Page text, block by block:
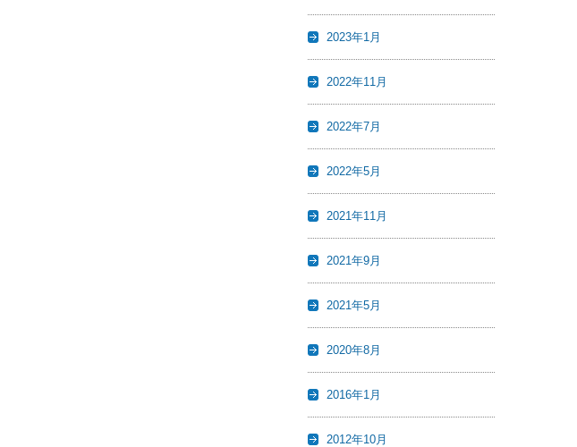
2023年1月
2022年11月
2022年7月
2022年5月
2021年11月
2021年9月
2021年5月
2020年8月
2016年1月
2012年10月